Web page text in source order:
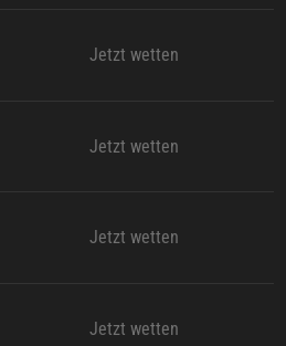
Jetzt wetten
Jetzt wetten
Jetzt wetten
Jetzt wetten